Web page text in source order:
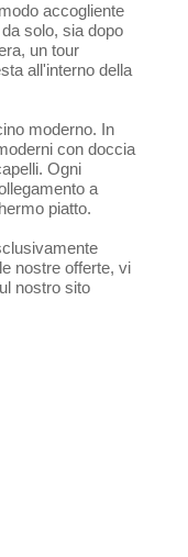
accogliente
solo, sia dopo
un tour
all'interno della
moderno. In
con doccia
Ogni
a
piatto.
nostre offerte, vi
nostro sito